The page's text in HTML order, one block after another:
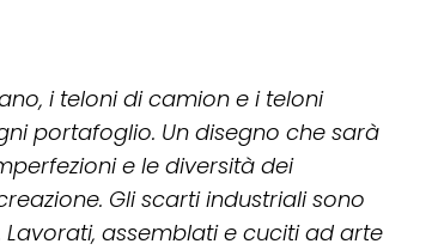
i teloni di camion e i teloni
portafoglio. Un disegno che sarà
e le diversità dei
Gli scarti industriali sono
assemblati e cuciti ad arte